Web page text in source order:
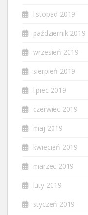
listopad 2019
październik 2019
wrzesień 2019
sierpień 2019
lipiec 2019
czerwiec 2019
maj 2019
kwiecień 2019
marzec 2019
luty 2019
styczeń 2019